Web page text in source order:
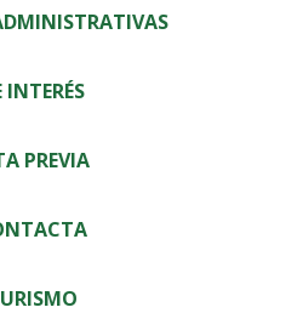
INTERÉS
PREVIA